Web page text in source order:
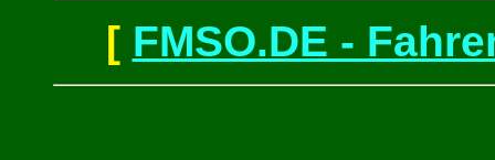
[ FMSO.DE -